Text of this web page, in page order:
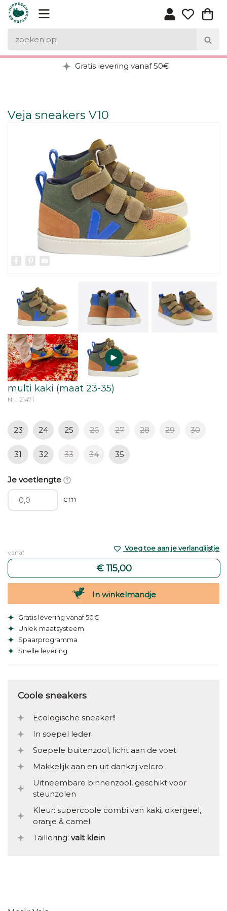
Gratis levering vanaf 50€
Veja sneakers V10
Facebook
Pinterest
multi kaki (maat 23-35)
Nr.: 21471
23 24 25 26 27 28 29 30
31 32 33 34 35
Je voetlengte
cm
vanaf
€ 115,00
Voeg toe aan je verlanglijstje
In winkelmandje
Gratis levering vanaf 50€
Uniek maatsysteem
Spaarprogramma
Snelle levering
Coole sneakers
Ecologische sneaker!!
In soepel leder
Soepele buitenzool, licht aan de voet
Makkelijk aan en uit dankzij velcro
Uitneembare binnenzool, geschikt voor
steunzolen
Kleur: supercoole combi van kaki, okergeel,
oranje & camel
Taillering: valt klein